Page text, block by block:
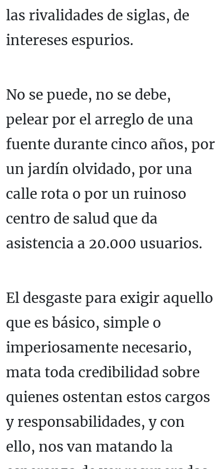
las rivalidades de siglas, de
intereses espurios.
No se puede, no se debe,
pelear por el arreglo de una
fuente durante cinco años, por
un jardín olvidado, por una
calle rota o por un ruinoso
centro de salud que da
asistencia a 20.000 usuarios.
El desgaste para exigir aquello
que es básico, simple o
imperiosamente necesario,
mata toda credibilidad sobre
quienes ostentan estos cargos
y responsabilidades, y con
ello, nos van matando la